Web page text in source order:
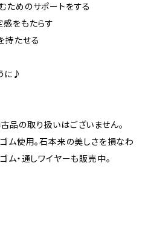
ためのサポートをする
感をもたらす
持たせる
に♪
品の取り扱いはございません。
ム使用。石本来の美しさを損なわ
ム・通しワイヤーも販売中。